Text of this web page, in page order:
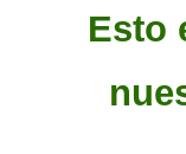
Esto